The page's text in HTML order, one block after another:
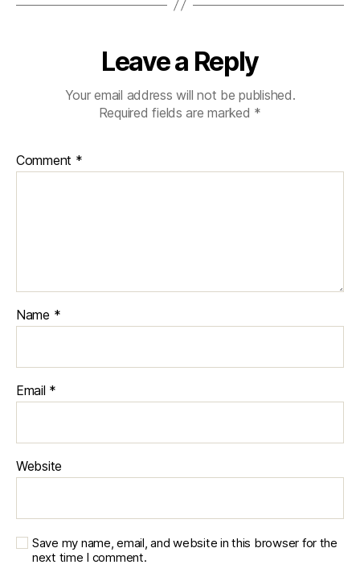
Leave a Reply
Your email address will not be published.
Required fields are marked *
Comment *
Name *
Email *
Website
Save my name, email, and website in this browser for the
next time I comment.